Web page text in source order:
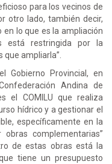
para los vecinos de
otro lado, también decir,
lo que es la ampliación
está restringida por la
ampliarla”.
Gobierno Provincial, en
Andina de
el COMILU que realiza
hídrico y a gestionar el
específicamente en la
complementarias”
de estas obras está la
tiene un presupuesto